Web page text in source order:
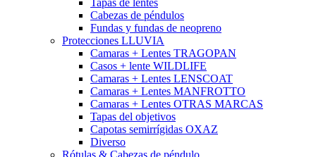
Tapas de lentes
Cabezas de péndulos
Fundas y fundas de neopreno
Protecciones LLUVIA
Camaras + Lentes TRAGOPAN
Casos + lente WILDLIFE
Camaras + Lentes LENSCOAT
Camaras + Lentes MANFROTTO
Camaras + Lentes OTRAS MARCAS
Tapas del objetivos
Capotas semirrígidas OXAZ
Diverso
Rótulas & Cabezas de péndulo